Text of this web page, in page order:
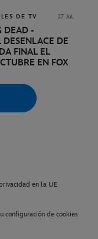
DE TV 27 Jul.
DEAD -
DESENLACE DE
FINAL EL
EN FOX
en la UE
configuración de cookies